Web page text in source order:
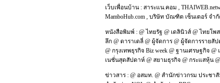
เว็บเพื่อนบ้าน : สาระแน.คอม ,
MamboHub.com , บริษัท บัณฑิต เซ็นเตอร์ จำ
หนังสือพิมพ์ : @ ไทยรัฐ @ เดลินิวส์ @ ไทยโพ
ลึก @ ดาราเดลี่ @ ผู้จัดการ @ ผู้จัดการรายสั
@ กรุงเทพธุรกิจ Biz week @ ฐานเศรษฐกิจ @
เนชั่นสุดสัปดาห์ @ สยามธุรกิจ @ กระแสหุ้น
ข่าวสาร : @ อสมท. @ สำนักข่าวกรม ประชา